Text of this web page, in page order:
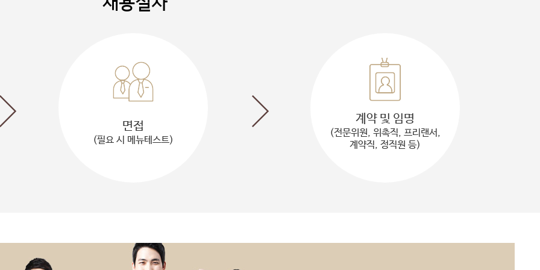
면접
(필요 시 메뉴테스트)
계약 및 임명
(전문위원, 위촉직, 프리랜서,
계약직, 정직원 등)